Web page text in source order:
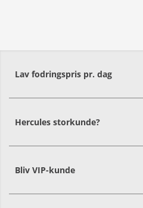
Lav fodringspris pr. dag
Hercules storkunde?
Bliv VIP-kunde